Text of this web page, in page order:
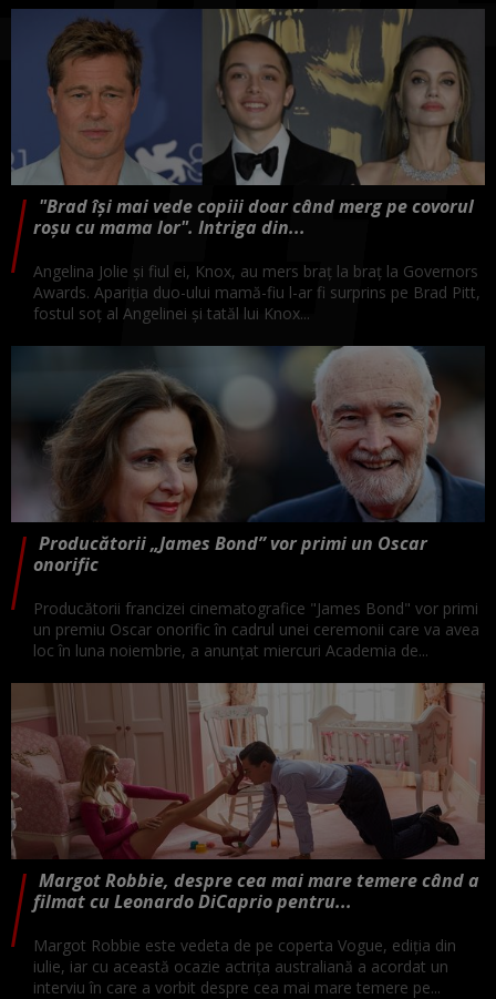
"Brad își mai vede copiii doar când merg pe covorul
roșu cu mama lor". Intriga din...
Angelina Jolie și fiul ei, Knox, au mers braț la braț la Governors
Awards. Apariția duo-ului mamă-fiu l-ar fi surprins pe Brad Pitt,
fostul soț al Angelinei și tatăl lui Knox...
Producătorii „James Bond” vor primi un Oscar
onorific
Producătorii francizei cinematografice "James Bond" vor primi
un premiu Oscar onorific în cadrul unei ceremonii care va avea
loc în luna noiembrie, a anunţat miercuri Academia de...
Margot Robbie, despre cea mai mare temere când a
filmat cu Leonardo DiCaprio pentru...
Margot Robbie este vedeta de pe coperta Vogue, ediția din
iulie, iar cu această ocazie actrița australiană a acordat un
interviu în care a vorbit despre cea mai mare temere pe...